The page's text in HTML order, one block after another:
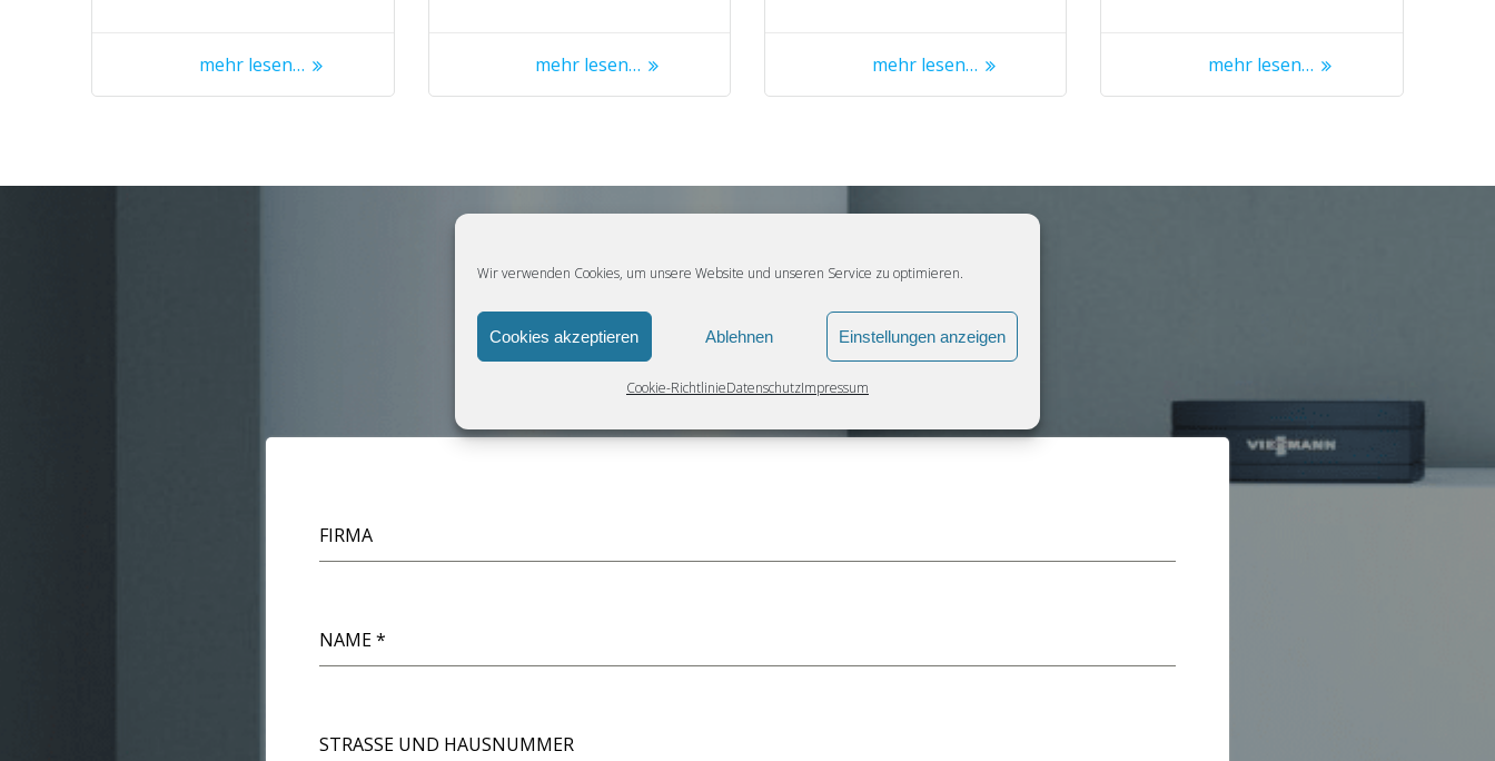
Wir verwenden Cookies, um unsere Website und unseren Service zu optimieren.
Cookies akzeptieren Ablehnen Einstellungen anzeigen
Cookie-RichtlinieDatenschutzImpressum
mehr lesen… mehr lesen… mehr lesen… mehr lesen…
Senden Sie uns noch heute eine Nachricht
FIRMA
NAME*
STRASSE UND HAUSNUMMER